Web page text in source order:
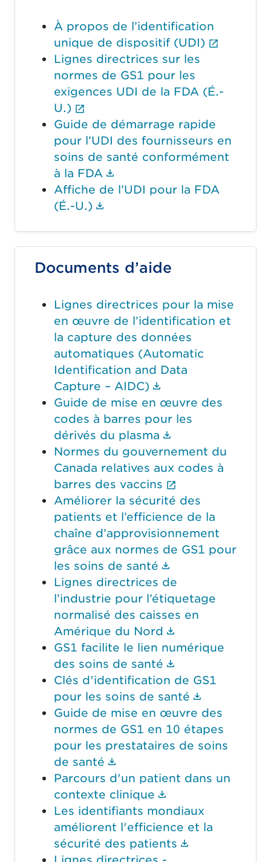
À propos de l’identification
unique de dispositif (UDI)
Lignes directrices sur les
normes de GS1 pour les
exigences UDI de la FDA (É.-
U.)
Guide de démarrage rapide
pour l’UDI des fournisseurs en
soins de santé conformément
à la FDA
Affiche de l’UDI pour la FDA
(É.-U.)
Documents d’aide
Lignes directrices pour la mise
en œuvre de l’identification et
la capture des données
automatiques (Automatic
Identification and Data
Capture – AIDC)
Guide de mise en œuvre des
codes à barres pour les
dérivés du plasma
Normes du gouvernement du
Canada relatives aux codes à
barres des vaccins
Améliorer la sécurité des
patients et l’efficience de la
chaîne d’approvisionnement
grâce aux normes de GS1 pour
les soins de santé
Lignes directrices de
l’industrie pour l’étiquetage
normalisé des caisses en
Amérique du Nord
GS1 facilite le lien numérique
des soins de santé
Clés d'identification de GS1
pour les soins de santé
Guide de mise en œuvre des
normes de GS1 en 10 étapes
pour les prestataires de soins
de santé
Parcours d'un patient dans un
contexte clinique
Les identifiants mondiaux
améliorent l'efficience et la
sécurité des patients